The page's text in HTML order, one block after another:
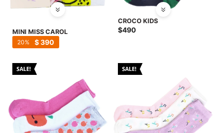
MINI MISS CAROL
$390
20
CROCO KIDS
$490